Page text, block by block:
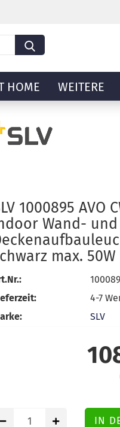
HOME WEITERE
1000895 AVO
Wand- und
max. 50W
4-7
SLV